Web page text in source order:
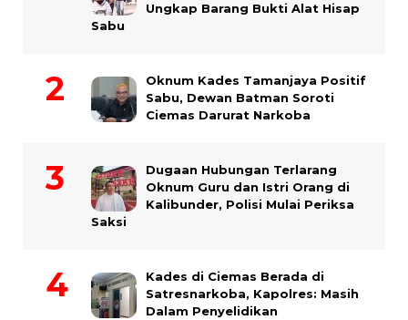
Ungkap Barang Bukti Alat Hisap
Sabu
Oknum Kades Tamanjaya Positif
Sabu, Dewan Batman Soroti
Ciemas Darurat Narkoba
Dugaan Hubungan Terlarang
Oknum Guru dan Istri Orang di
Kalibunder, Polisi Mulai Periksa
Saksi
Kades di Ciemas Berada di
Satresnarkoba, Kapolres: Masih
Dalam Penyelidikan